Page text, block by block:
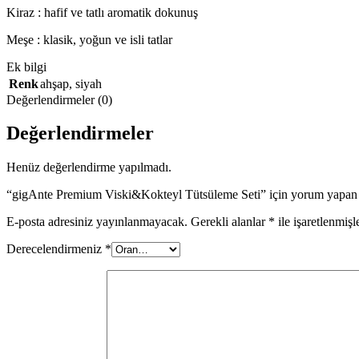
Kiraz : hafif ve tatlı aromatik dokunuş
Meşe : klasik, yoğun ve isli tatlar
Ek bilgi
Renkahşap, siyah
Değerlendirmeler (0)
Değerlendirmeler
Henüz değerlendirme yapılmadı.
“gigAnte Premium Viski&Kokteyl Tütsüleme Seti” için yorum
E-posta adresiniz yayınlanmayacak. Gerekli alanlar * ile
Derecelendirmeniz *